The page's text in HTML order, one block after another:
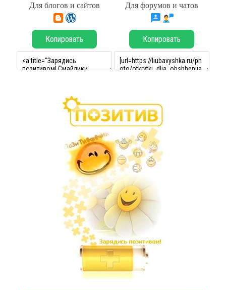
Для блогов и сайтов Для форумов и чатов
Копировать Копировать